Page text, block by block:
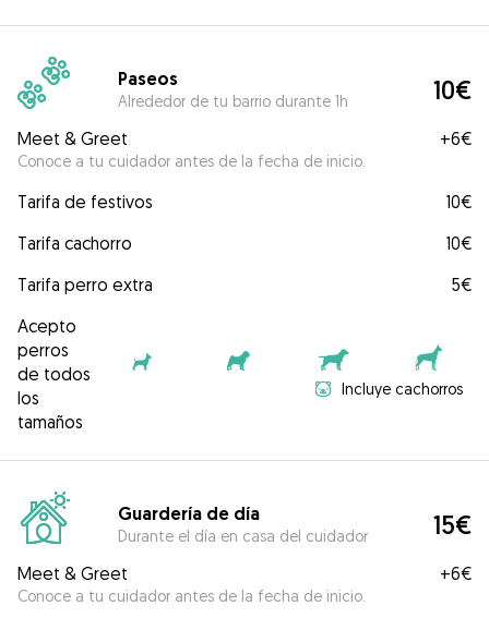
Paseos
Alrededor de tu barrio durante 1h 10€
Meet & Greet
Conoce a tu cuidador antes de la fecha de inicio.
+6€
Tarifa de festivos
10€
Tarifa cachorro
10€
Tarifa perro extra
5€
Acepto
perros
de todos
los
tamaños
Incluye cachorros
Guardería de día
Durante el día en casa del cuidador 15€
Meet & Greet
Conoce a tu cuidador antes de la fecha de inicio.
+6€